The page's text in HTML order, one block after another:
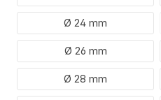
Ø 24 mm
Ø 26 mm
Ø 28 mm